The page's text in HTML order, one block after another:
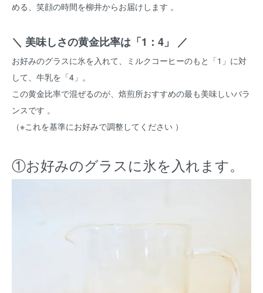
める、笑顔の時間を柳井からお届けします 。
＼ 美味しさの黄金比率は「1：4」 ／
お好みのグラスに氷を入れて、ミルクコーヒーのもと「1」に対
して、牛乳を「4」。
この黄金比率で混ぜるのが、焙煎所おすすめの最も美味しいバラ
ンスです 。
（※これを基準にお好みで調整してください ）
①お好みのグラスに氷を入れます。